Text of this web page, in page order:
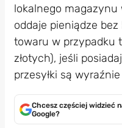
lokalnego magazynu
oddaje pieniądze
towaru w przypadku
złotych), jeśli
przesyłki są
Chcesz częściej widzieć
Google?